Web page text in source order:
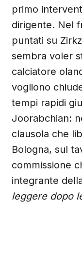
primo
dirigente. Nel
puntati su
sembra voler
calciatore
vogliono
tempi rapidi
Joorabchian:
clausola che
Bologna, sul
commissione
integrante
leggere dopo